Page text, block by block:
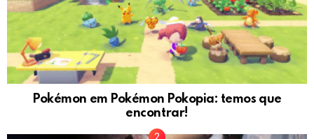
Pokémon em Pokémon Pokopia: temos que
encontrar!